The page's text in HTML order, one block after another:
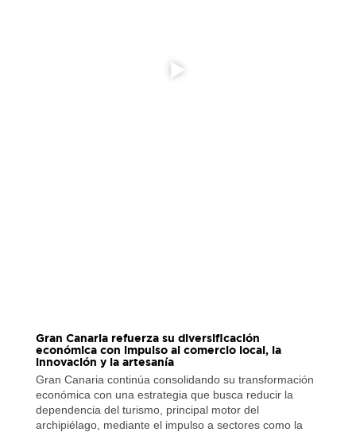
Gran Canaria refuerza su diversificación
económica con impulso al comercio local, la
innovación y la artesanía
Gran Canaria continúa consolidando su transformación
económica con una estrategia que busca reducir la
dependencia del turismo, principal motor del
archipiélago, mediante el impulso a sectores como la